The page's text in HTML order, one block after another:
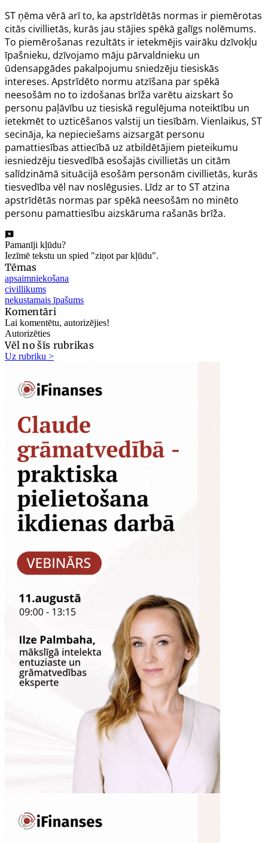
ST ņēma vērā arī to, ka apstrīdētās normas ir piemērotas
citās civillietās, kurās jau stājies spēkā galīgs nolēmums.
To piemērošanas rezultāts ir ietekmējis vairāku dzīvokļu
īpašnieku, dzīvojamo māju pārvaldnieku un
ūdensapgādes pakalpojumu sniedzēju tiesiskās
intereses. Apstrīdēto normu atzīšana par spēkā
neesošām no to izdošanas brīža varētu aizskart šo
personu paļāvību uz tiesiskā regulējuma noteiktību un
ietekmēt to uzticēšanos valstij un tiesībām. Vienlaikus, ST
secināja, ka nepieciešams aizsargāt personu
pamattiesības attiecībā uz atbildētājiem pieteikumu
iesniedzēju tiesvedībā esošajās civillietās un citām
salīdzināmā situācijā esošām personām civillietās, kurās
tiesvedība vēl nav noslēgusies. Līdz ar to ST atzina
apstrīdētās normas par spēkā neesošām no minēto
personu pamattiesību aizskāruma rašanās brīža.
Pamanīji kļūdu?
Iezīmē tekstu un spied "ziņot par kļūdu".
Tēmas
apsaimniekošana
civillikums
nekustamais īpašums
Komentāri
Lai komentētu, autorizējies!
Autorizēties
Vēl no šīs rubrikas
Uz rubriku >